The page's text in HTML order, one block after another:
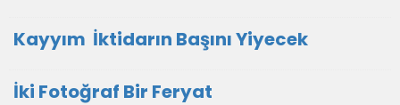
Kayyım İktidarın Başını Yiyecek
İki Fotoğraf Bir Feryat